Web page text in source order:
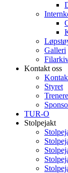
Galleri
Kontakt oss
Styret
Trenere
TUR-O
Stolpejakt